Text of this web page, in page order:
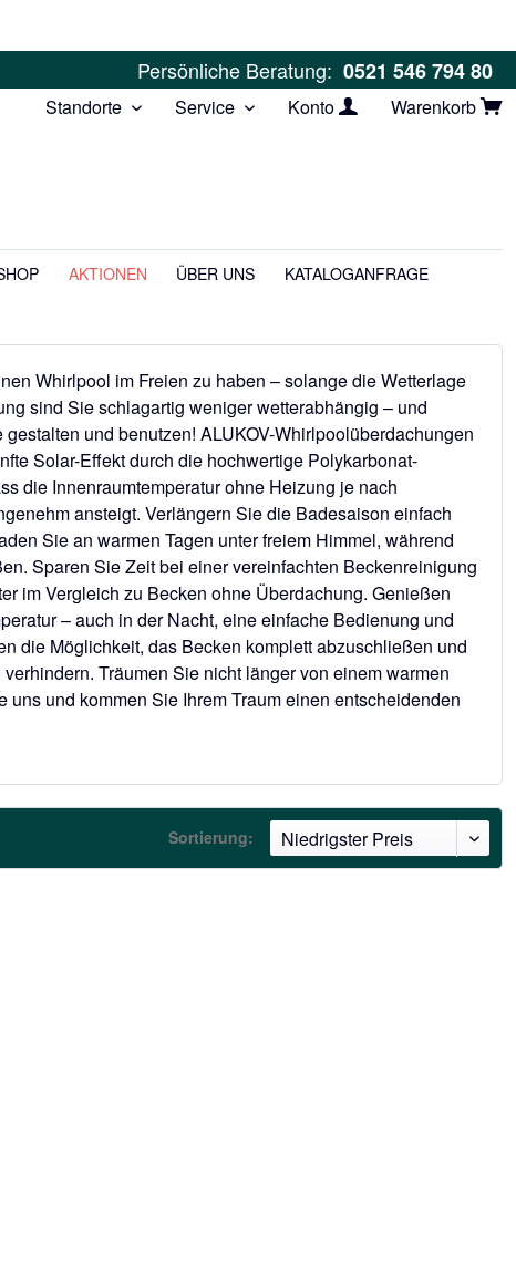
Persönliche Beratung: 0521 546 794 80
Standorte Service Konto Warenkorb
AKTIONEN ÜBER UNS KATALOGANFRAGE
Whirlpool im Freien zu haben – solange die Wetterlage
sind Sie schlagartig weniger wetterabhängig – und
und benutzen! ALUKOV-Whirlpoolüberdachungen
Solar-Effekt durch die hochwertige Polykarbonat-
die Innenraumtemperatur ohne Heizung je nach
ansteigt. Verlängern Sie die Badesaison einfach
Sie an warmen Tagen unter freiem Himmel, während
Sparen Sie Zeit bei einer vereinfachten Beckenreinigung
im Vergleich zu Becken ohne Überdachung. Genießen
– auch in der Nacht, eine einfache Bedienung und
die Möglichkeit, das Becken komplett abzuschließen und
Träumen Sie nicht länger von einem warmen
und kommen Sie Ihrem Traum einen entscheidenden
Sortierung: